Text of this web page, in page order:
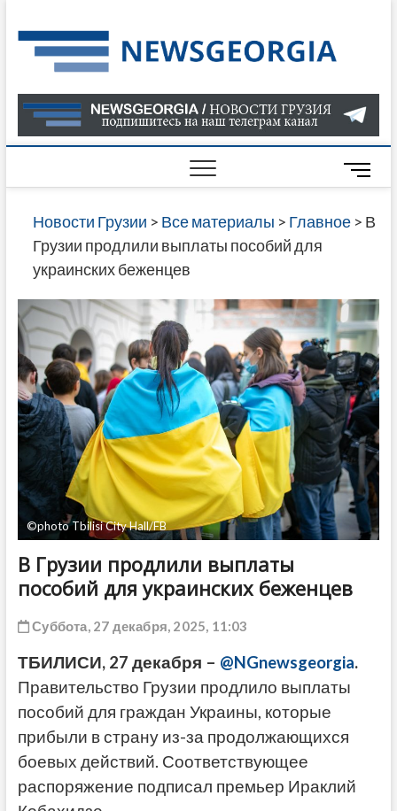
to
content
О
В
ГРУЗИИ
САЙТЕ
M
e
n
t
t
o
n
Новости Грузии > Все материалы > Главное> В
Грузии продлили выплаты пособий для
украинских беженцев
©photo Tbilisi City Hall/FB
В Грузии продлили выплаты
пособий для украинских беженцев
Суббота, 27 декабря, 2025, 11:03
ТБИЛИСИ, 27 декабря – @NGnewsgeorgia.
Правительство Грузии продлило выплаты
пособий для граждан Украины, которые
прибыли в страну из-за продолжающихся
боевых действий. Соответствующее
распоряжение подписал премьер Ираклий